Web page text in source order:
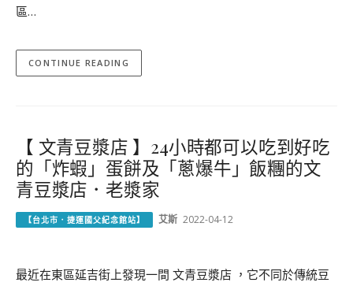
區…
CONTINUE READING
【 文青豆漿店 】24小時都可以吃到好吃
的「炸蝦」蛋餅及「蔥爆牛」飯糰的文
青豆漿店．老漿家
【台北市．捷運國父紀念館站】 艾斯 2022-04-12
最近在東區延吉街上發現一間 文青豆漿店 ，它不同於傳統豆